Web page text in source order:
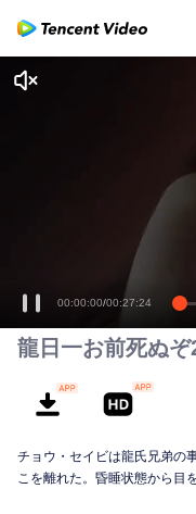
00:00:00/00:27:24
龍日一お前死ぬぞ
チョウ・セイビは龍氏兄弟の
こを離れた。昏睡状態から目